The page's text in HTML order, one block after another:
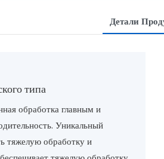
Детали
типа
обработка главным и
Уникальный
тяжелую обработку и